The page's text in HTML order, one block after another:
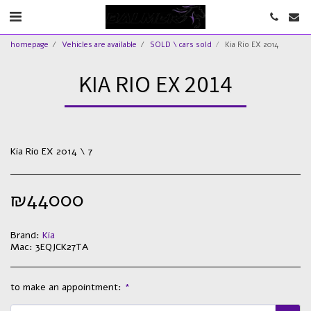
homepage Vehicles are available SOLD \ cars sold Kia Rio EX 2014
KIA RIO EX 2014
Kia Rio EX 2014 \ 7
₪44000
Brand: Kia
Mac: 3EQJCK27TA
to make an appointment: *